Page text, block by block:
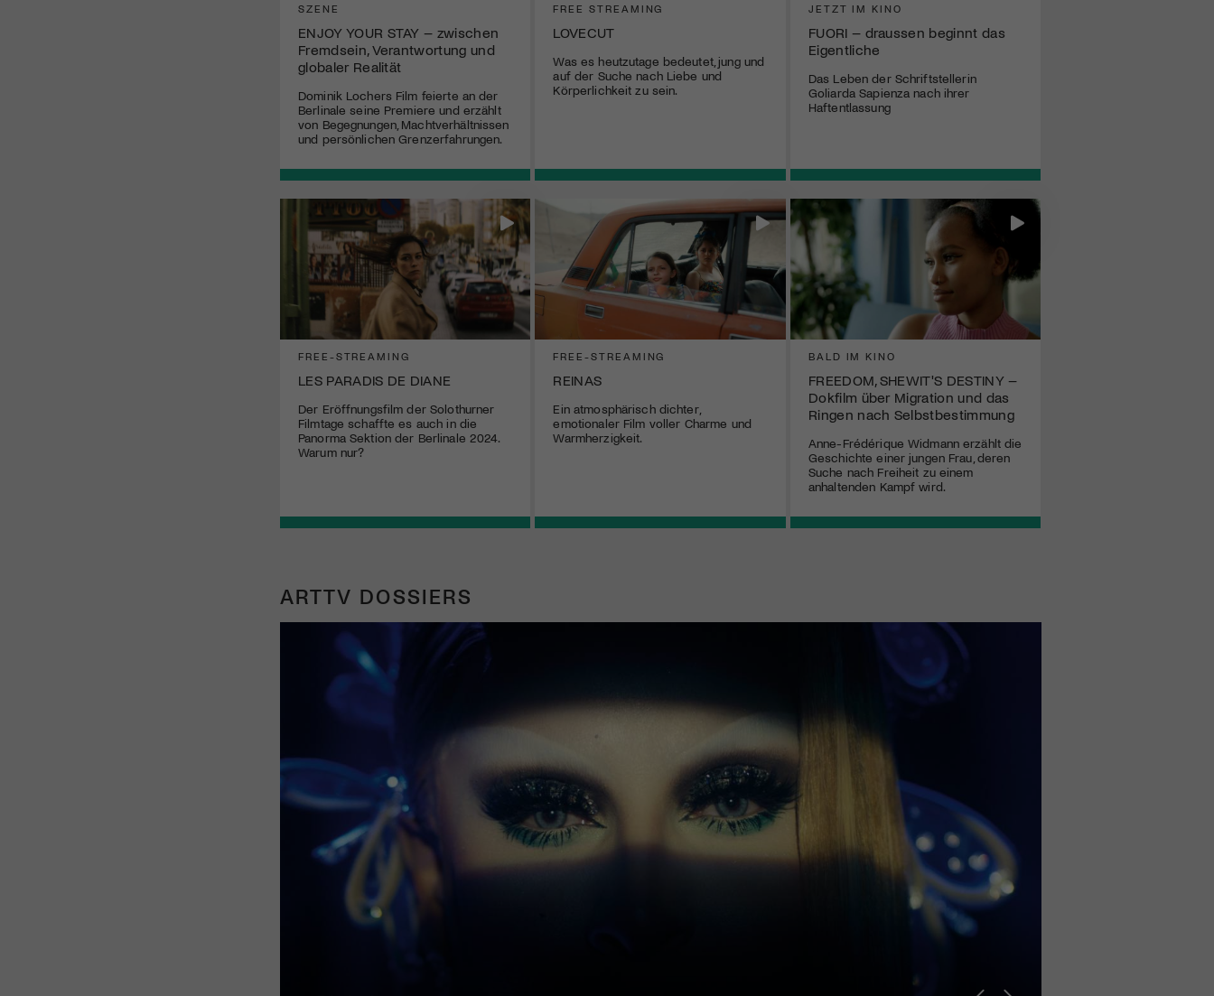
SZENE
ENJOY YOUR STAY – zwischen
Fremdsein, Verantwortung und
globaler Realität
Dominik Lochers Film feierte an der
Berlinale seine Premiere und erzählt
von Begegnungen, Machtverhältnissen
und persönlichen Grenzerfahrungen.
FREE STREAMING
LOVECUT
Was es heutzutage bedeutet, jung und
auf der Suche nach Liebe und
Körperlichkeit zu sein.
JETZT IM KINO
FUORI – draussen beginnt das
Eigentliche
Das Leben der Schriftstellerin
Goliarda Sapienza nach ihrer
Haftentlassung
FREE-STREAMING
LES PARADIS DE DIANE
Der Eröffnungsfilm der Solothurner
Filmtage schaffte es auch in die
Panorma Sektion der Berlinale 2024.
Warum nur?
FREE-STREAMING
REINAS
Ein atmosphärisch dichter,
emotionaler Film voller Charme und
Warmherzigkeit.
BALD IM KINO
FREEDOM, SHEWIT'S DESTINY –
Dokfilm über Migration und das
Ringen nach Selbstbestimmung
Anne-Frédérique Widmann erzählt die
Geschichte einer jungen Frau, deren
Suche nach Freiheit zu einem
anhaltenden Kampf wird.
ARTTV DOSSIERS